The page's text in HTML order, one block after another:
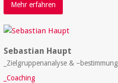
Mehr erfahren
Sebastian Haupt
_Zielgruppenanalyse & –bestimmung
_Coaching